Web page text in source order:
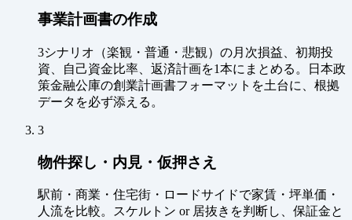
事業計画書の作成
3シナリオ（楽観・普通・悲観）の月次損益、初期投
資、自己資金比率、返済計画を1本にまとめる。日本政
策金融公庫の創業計画書フォーマットを土台に、根拠
データを必ず添える。
3
物件探し・内見・仮押さえ
駅前・商業・住宅街・ロードサイドで家賃・坪単価・
人流を比較。スケルトン or 居抜きを判断し、保証金と